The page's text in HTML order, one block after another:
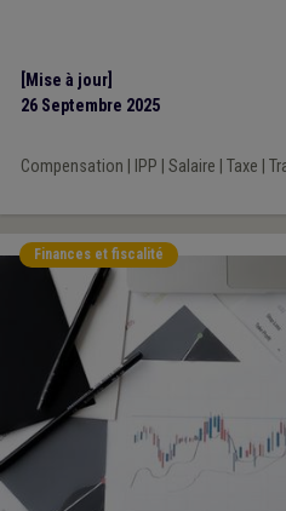
[Mise à jour]
26 Septembre 2025
Compensation IPP Salaire Taxe
Finances et fiscalité